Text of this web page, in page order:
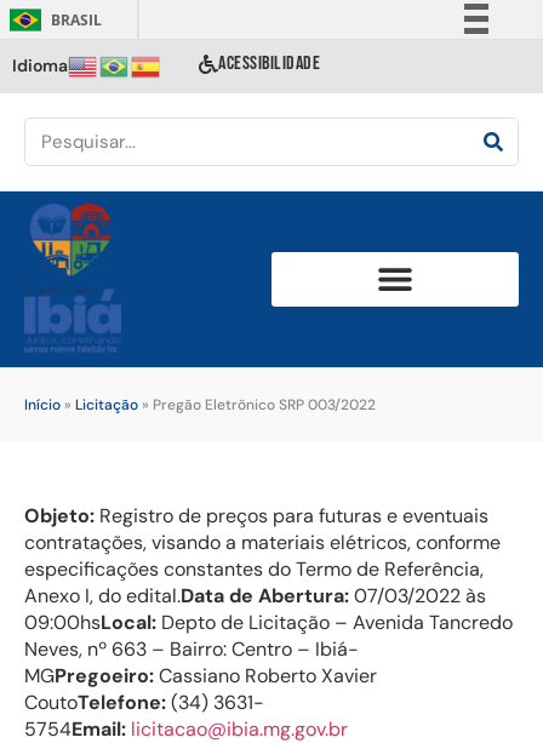
BRASIL
Comunica BR
Acesso à informação
Idioma ACESSIBILIDADE
Início » Licitação » Pregão Eletrônico SRP 003/2022
Objeto: Registro de preços para futuras e eventuais
contratações, visando a materiais elétricos, conforme
especificações constantes do Termo de Referência,
Anexo I, do edital.Data de Abertura:07/03/2022 às
09:00hsLocal: Depto de Licitação – Avenida Tancredo
Neves, nº 663 – Bairro: Centro – Ibiá-
MGPregoeiro:Cassiano Roberto Xavier
CoutoTelefone:(34) 3631-
5754Email: licitacao@ibia.mg.gov.br